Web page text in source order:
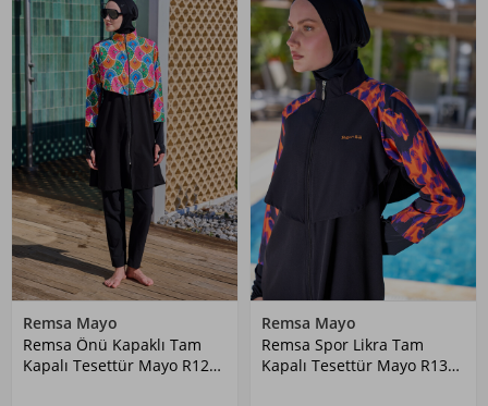
Remsa Mayo
Remsa Önü Kapaklı Tam
Kapalı Tesettür Mayo R128
Remsa Mayo
Remsa Spor Likra Tam
Kapalı Tesettür Mayo R134